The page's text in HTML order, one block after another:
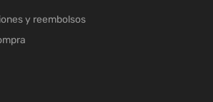
y reembolsos